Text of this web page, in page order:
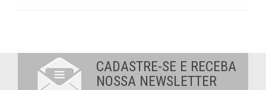
CADASTRE-SE E RECEBA
NOSSA NEWSLETTER